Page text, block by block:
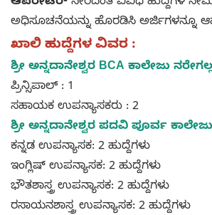
ಅಧಿಸೂಚನೆಯನ್ನು ಹೊರಡಿಸಿ ಅರ್ಜಿಗಳನ್ನೂ
ಖಾಲಿ ಹುದ್ದೆಗಳ ವಿವರ :
ಶ್ರೀ ಅನ್ನದಾನೇಶ್ವರ BCA ಕಾಲೇಜು
ಪ್ರಿನ್ಸಿಪಾಲ್ : 1
ಸಹಾಯಕ ಉಪನ್ಯಾಸಕರು : 2
ಶ್ರೀ ಅನ್ನದಾನೇಶ್ವರ ಪದವಿ ಪೂರ್ವ
ಕನ್ನಡ ಉಪನ್ಯಾಸಕ: 2 ಹುದ್ದೆಗಳು
ಇಂಗ್ಲಿಷ್ ಉಪನ್ಯಾಸಕ: 2 ಹುದ್ದೆಗಳು
ಭೌತಶಾಸ್ತ್ರ ಉಪನ್ಯಾಸಕ: 2 ಹುದ್ದೆಗಳು
ರಸಾಯನಶಾಸ್ತ್ರ ಉಪನ್ಯಾಸಕ: 2 ಹುದ್ದೆಗಳು